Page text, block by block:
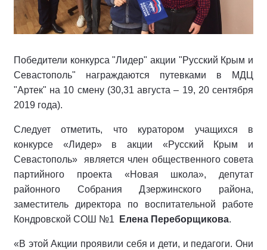
Победители конкурса "Лидер" акции "Русский Крым и
Севастополь" награждаются путевками в МДЦ
"Артек" на 10 смену (30,31 августа – 19, 20 сентября
2019 года).
Следует отметить, что куратором учащихся в
конкурсе «Лидер» в акции «Русский Крым и
Севастополь» является член общественного совета
партийного проекта «Новая школа», депутат
районного Собрания Дзержинского района,
заместитель директора по воспитательной работе
Кондровской СОШ №1
Елена Переборщикова.
«В этой Акции проявили себя и дети, и педагоги. Они